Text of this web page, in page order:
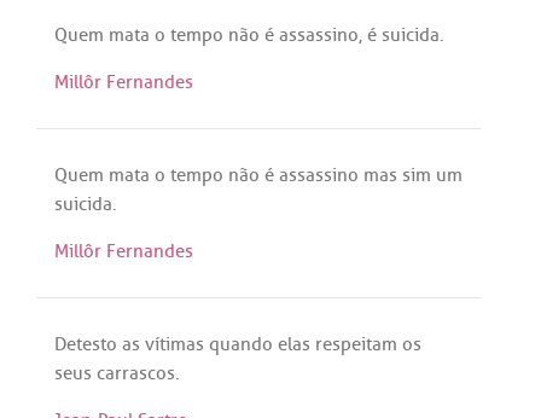
Quem mata o tempo não é assassino, é suicida.
Millôr Fernandes
Quem mata o tempo não é assassino mas sim um
suicida.
Millôr Fernandes
Detesto as vítimas quando elas respeitam os
seus carrascos.